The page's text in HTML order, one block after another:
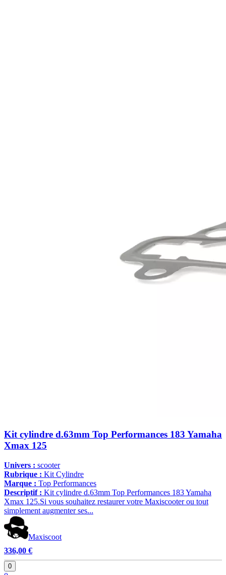
Kit cylindre d.63mm Top Performances 183 Yamaha
Xmax 125
Univers : scooter
Rubrique : Kit Cylindre
Marque : Top Performances
Descriptif : Kit cylindre d.63mm Top Performances 183 Yamaha
Xmax 125.Si vous souhaitez restaurer votre Maxiscooter ou tout
simplement augmenter ses...
Maxiscoot
336,00 €
0